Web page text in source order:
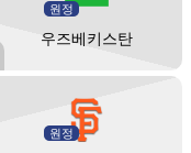
원정
우즈베키스탄
원정